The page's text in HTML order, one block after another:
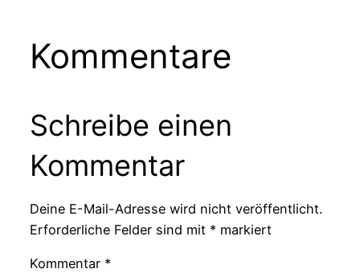
Kommentare
Schreibe einen
Kommentar
Deine E-Mail-Adresse wird nicht veröffentlicht.
Erforderliche Felder sind mit * markiert
Kommentar *